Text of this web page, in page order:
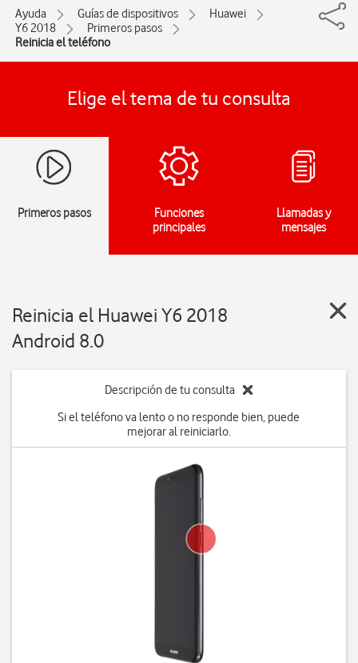
Ayuda Guías de dispositivos
Huawei
Y6 2018
Primeros pasos
Reinicia el teléfono
Elige el tema de tu consulta
Primeros pasos
Funciones
principales
Llamadas y
mensajes
Reinicia el Huawei Y6 2018
Android 8.0
Descripción de tu consulta
Si el teléfono va lento o no responde bien, puede
mejorar al reiniciarlo.